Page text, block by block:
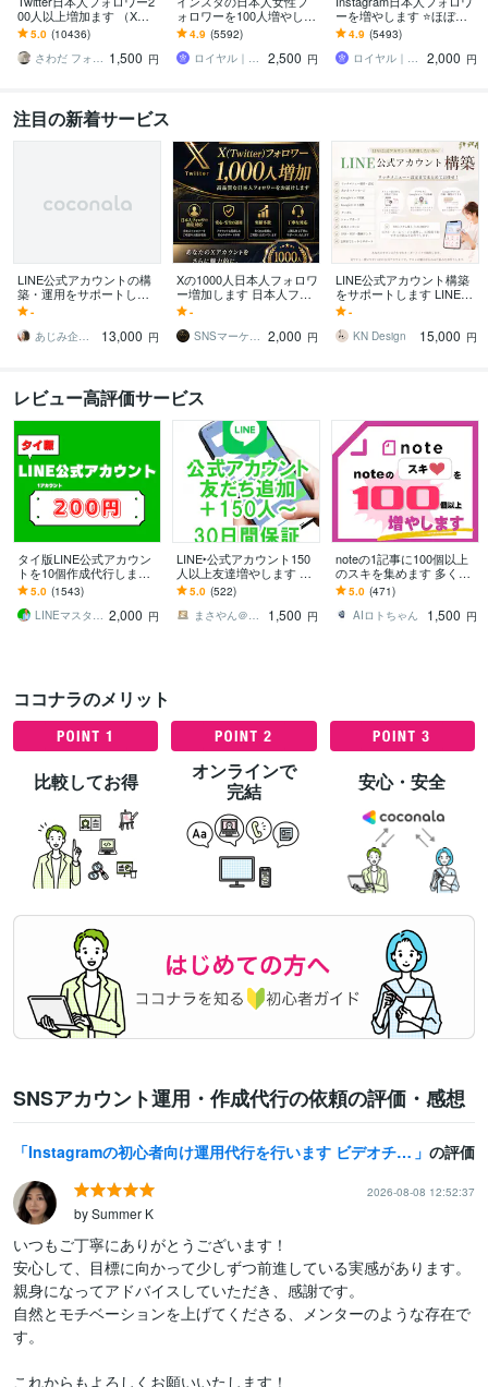
00人以上増加ます （X）
日本人のアクティブ フォ
ロワーを増やします。
5.0 (10436)
さわだ フォロワー31万人 1,500 円
ォロワーを100人増やしま
す ⭐️12月最新版・最大2万
人・Instagram⭐️
4.9 (5592)
ロイヤル｜SNSフォロワーサポート
2,500 円
ーを増やします ⭐️ほぼ減
少なし・+100人～最大5万
人⭐️
4.9 (5493)
ロイヤル｜SNSフォロワーサポート
2,000 円
注目の新着サービス
LINE公式アカウントの構
築・運用をサポートしま
す 新商品発売・キャンペ
ーンなど、目的に合わせ
た運用をご提案！
-
あじみ企画｜web・グラフィックデザイン
13,000 円
Xの1000人日本人フォロワ
ー増加します 日本人フォ
ロワーで、あなたのXアカ
ウントをもっと魅力的
に。
-
SNSマーケティング本部 2,000 円
LINE公式アカウント構築
をサポートします LINEか
ら予約・Googleマップ・
口コミ連携
-
KN Design
15,000 円
レビュー高評価サービス
タイ版LINE公式アカウン
トを10個作成代行します
【海外アカウント】スピ
ード対応★格安で納品★
タイ★LINE★
5.0 (1543)
LINEマスターH 2,000 円
LINE‣公式アカウント150
人以上友達増やします 保
証付☆振分け可☆最大∔5
万まで宣伝集客拡散☆友
だち☆ライン
5.0 (522)
まさやん＠仕事と生活を安心安全にお手伝い
1,500 円
noteの1記事に100個以上
のスキを集めます 多くの
スキで記事の価値・信頼
性・注目度・影響力が大
幅向上！
5.0 (471)
AIロトちゃん
1,500 円
ココナラのメリット
比較してお得
オンラインで
完結
安心・安全
SNSアカウント運用・作成代行の依頼の評価・感想
Instagramの初心者向け運用代行を行います ビデオチャットで相談しながら進める、初心者向けの運用代行！ の評価
2026-08-08 12:52:37
by Summer K
いつもご丁寧にありがとうございます！
安心して、目標に向かって少しずつ前進している実感があります。
親身になってアドバイスしていただき、感謝です。
自然とモチベーションを上げてくださる、メンターのような存在で
す。
これからもよろしくお願いいたします！